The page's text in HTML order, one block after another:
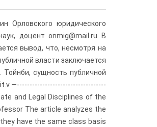
Орловского юридического
доцент onmig@mail.ru В
вывод, что, несмотря на
власти заключается
сущность публичной
—-----------------------------------
and Legal Disciplines of the
The article analyzes the
have the same class basis